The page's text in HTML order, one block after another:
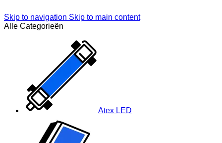
Skip to navigation Skip to main content
Alle Categorieën
Atex LED